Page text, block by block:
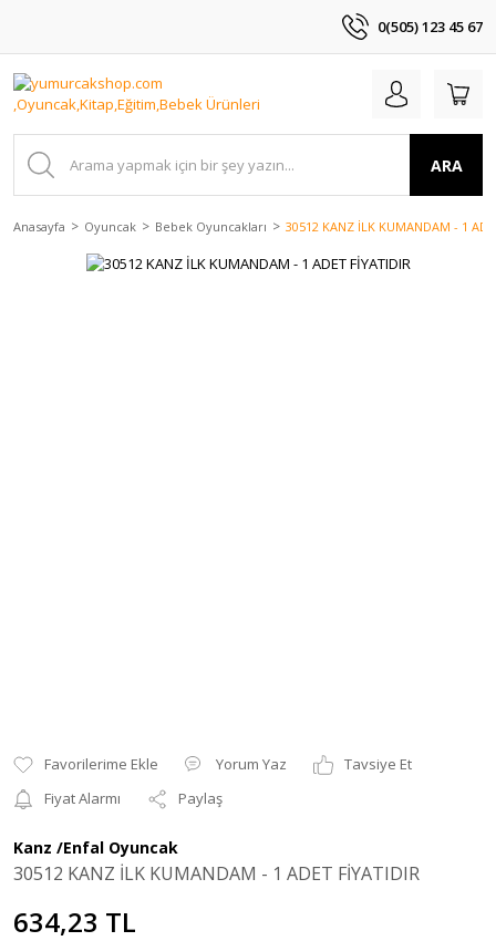
0(505) 123 45 67
ARA
Anasayfa Oyuncak Bebek Oyuncakları 30512 KANZ İLK KUMANDAM - 1
Yorum Yaz
Tavsiye Et
Fiyat Alarmı
Paylaş
Kanz /Enfal Oyuncak
30512 KANZ İLK KUMANDAM - 1 ADET FİYATIDIR
634,23 TL